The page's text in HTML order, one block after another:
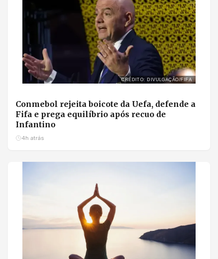
CRÉDITO: DIVULGAÇÃO/FIFA
Conmebol rejeita boicote da Uefa, defende a
Fifa e prega equilíbrio após recuo de
Infantino
4h atrás